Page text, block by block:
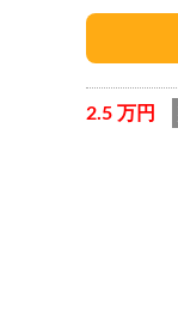
2.5 万円